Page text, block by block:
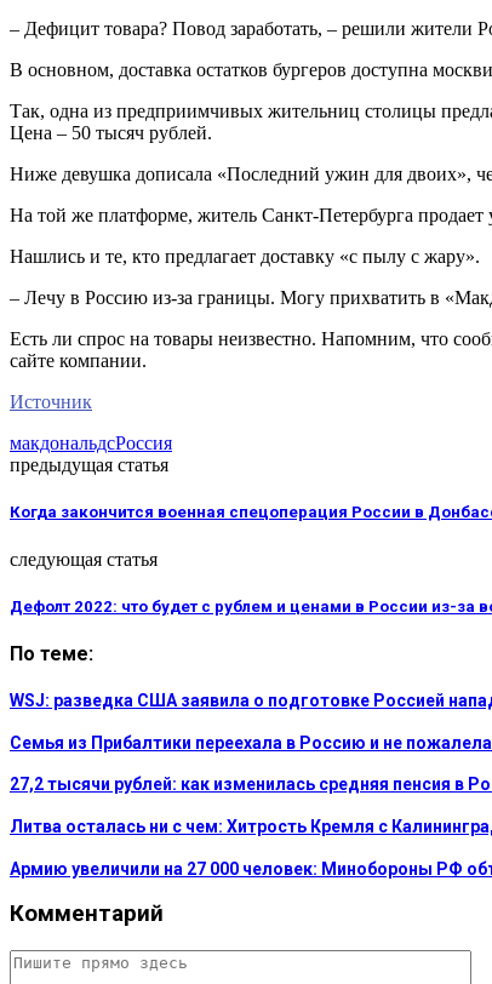
– Дефицит товара? Повод заработать, – решили жители
В основном, доставка остатков бургеров доступна
Так, одна из предприимчивых жительниц столицы
Цена – 50 тысяч рублей.
Ниже девушка дописала «Последний ужин для двоих»,
На той же платформе, житель Санкт-Петербурга
Нашлись и те, кто предлагает доставку «с пылу с жару».
– Лечу в Россию из-за границы. Могу прихватить в
Есть ли спрос на товары неизвестно. Напомним, что
сайте компании.
Источник
макдональдсРоссия
предыдущая статья
Когда закончится военная спецоперация России в
следующая статья
Дефолт 2022: что будет с рублем и ценами в России из-
По теме:
WSJ: разведка США заявила о подготовке Россией
Семья из Прибалтики переехала в Россию и не
27,2 тысячи рублей: как изменилась средняя пенсия в
Литва осталась ни с чем: Хитрость Кремля с
Армию увеличили на 27 000 человек: Минобороны РФ
Комментарий